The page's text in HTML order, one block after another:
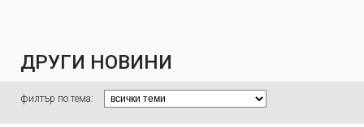
ДРУГИ НОВИНИ
филтър по тема: